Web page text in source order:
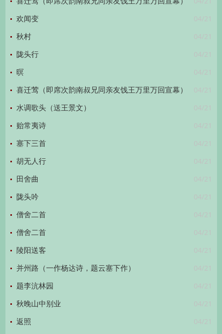
04/21
欢闻变
04/21
秋村
04/21
陇头行
04/21
暝
04/21
喜迁莺（即席次韵南叔兄同亲友饯王万里万回宣幕）
04/21
水调歌头（送王景文）
04/21
贻常夷诗
04/21
塞下三首
04/21
胡无人行
04/21
田舍曲
04/21
陇头吟
04/21
僧舍二首
04/21
僧舍二首
04/21
陵阳送客
04/21
并州路（一作杨达诗，题云塞下作）
04/21
题李沆林园
04/21
秋晚山中别业
04/21
返照